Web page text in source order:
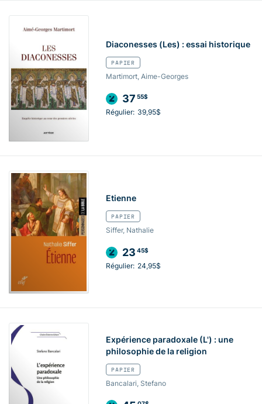
Diaconesses (Les) : essai historique
PAPIER
Martimort, Aime-Georges
37 55$
Régulier: 39,95$
Etienne
PAPIER
Siffer, Nathalie
23 45$
Régulier: 24,95$
Expérience paradoxale (L') : une
philosophie de la religion
PAPIER
Bancalari, Stefano